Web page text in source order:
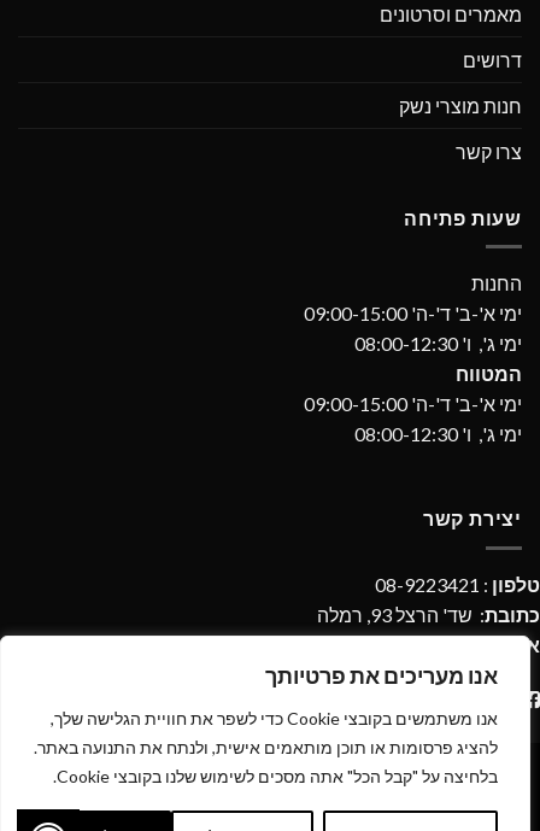
אנו מעריכים את פרטיותך
אנו משתמשים בקובצי Cookie כדי לשפר את חוויית הגלישה שלך,
להציג פרסומות או תוכן מותאמים אישית, ולנתח את התנועה באתר.
בלחיצה על "קבל הכל" אתה מסכים לשימוש שלנו בקובצי Cookie.
מאמרים וסרטונים
דרושים
חנות מוצרי נשק
צרו קשר
שעות פתיחה
החנות
ימי א'-ב' ד'-ה' 09:00-15:00
ימי ג', ו' 08:00-12:30
המטווח
ימי א'-ב' ד'-ה' 09:00-15:00
ימי ג', ו' 08:00-12:30
יצירת קשר
טלפון : 08-9223421
כתובת: שד' הרצל 93, רמלה
אימייל